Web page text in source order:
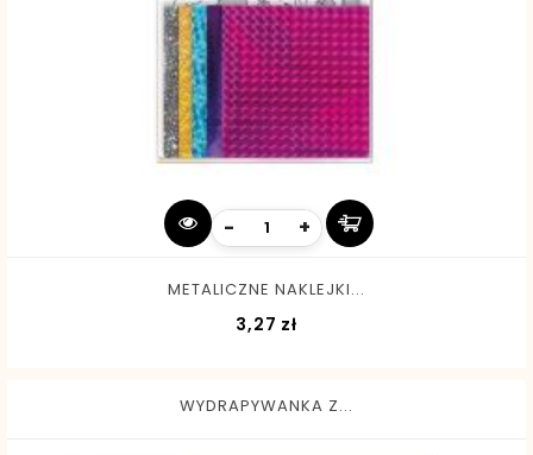
- +
METALICZNE NAKLEJKI...
3,27 zł
WYDRAPYWANKA Z...